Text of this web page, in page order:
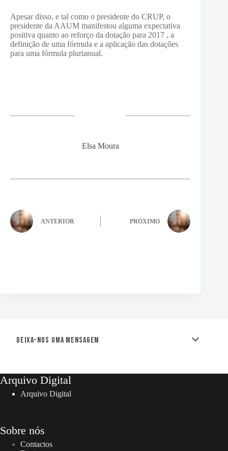
Apesar disso, e tal como o presidente do CRUP, o
presidente da AAUM manifestou alguma expectativa
positiva quanto ao reforço da dotação para 2017 , a
definição de uma fórmula e a aplicação das dotações
para uma fórmula plurianual.
Elsa Moura
ANTERIOR PRÓXIMO
Deixa-nos uma mensagem
Arquivo Digital
Arquivo Digital
Sobre nós
Contactos